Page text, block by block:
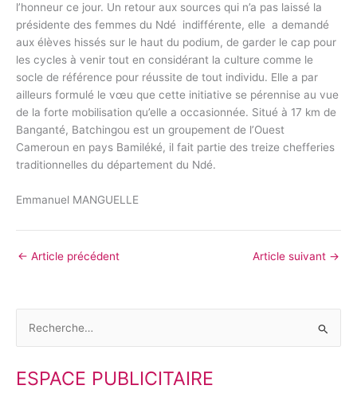
l’honneur ce jour. Un retour aux sources qui n’a pas laissé la
présidente des femmes du Ndé indifférente, elle a demandé
aux élèves hissés sur le haut du podium, de garder le cap pour
les cycles à venir tout en considérant la culture comme le
socle de référence pour réussite de tout individu. Elle a par
ailleurs formulé le vœu que cette initiative se pérennise au vue
de la forte mobilisation qu’elle a occasionnée. Situé à 17 km de
Banganté, Batchingou est un groupement de l’Ouest
Cameroun en pays Bamiléké, il fait partie des treize chefferies
traditionnelles du département du Ndé.
Emmanuel MANGUELLE
← Article précédent Article suivant →
c
ESPACE PUBLICITAIRE